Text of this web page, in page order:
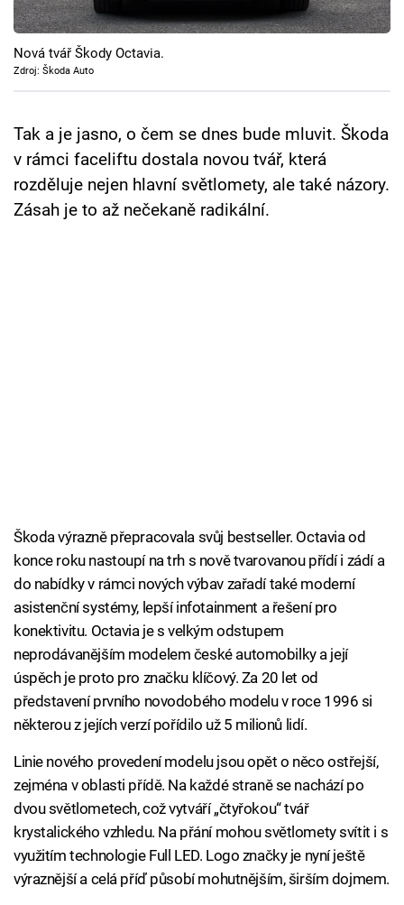
Cool Esport
Pořady
Sledujte prima+
Přihlášení
Nová tvář Škody Octavia.
Zdroj: Škoda Auto
Tak a je jasno, o čem se dnes bude mluvit. Škoda
v rámci faceliftu dostala novou tvář, která
rozděluje nejen hlavní světlomety, ale také názory.
Zásah je to až nečekaně radikální.
Škoda výrazně přepracovala svůj bestseller. Octavia od
konce roku nastoupí na trh s nově tvarovanou přídí i zádí a
do nabídky v rámci nových výbav zařadí také moderní
asistenční systémy, lepší infotainment a řešení pro
konektivitu. Octavia je s velkým odstupem
neprodávanějším modelem české automobilky a její
úspěch je proto pro značku klíčový. Za 20 let od
představení prvního novodobého modelu v roce 1996 si
některou z jejích verzí pořídilo už 5 milionů lidí.
Linie nového provedení modelu jsou opět o něco ostřejší,
zejména v oblasti přídě. Na každé straně se nachází po
dvou světlometech, což vytváří „čtyřokou“ tvář
krystalického vzhledu. Na přání mohou světlomety svítit i s
využitím technologie Full LED. Logo značky je nyní ještě
výraznější a celá příď působí mohutnějším, širším dojmem.